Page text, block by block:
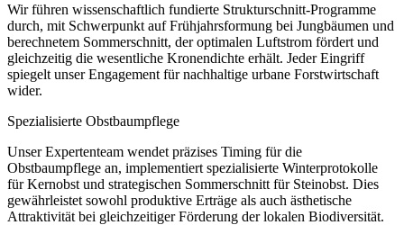
Wir führen wissenschaftlich fundierte Strukturschnitt-Programme
durch, mit Schwerpunkt auf Frühjahrsformung bei Jungbäumen und
berechnetem Sommerschnitt, der optimalen Luftstrom fördert und
gleichzeitig die wesentliche Kronendichte erhält. Jeder Eingriff
spiegelt unser Engagement für nachhaltige urbane Forstwirtschaft
wider.
Spezialisierte Obstbaumpflege
Unser Expertenteam wendet präzises Timing für die
Obstbaumpflege an, implementiert spezialisierte Winterprotokolle
für Kernobst und strategischen Sommerschnitt für Steinobst. Dies
gewährleistet sowohl produktive Erträge als auch ästhetische
Attraktivität bei gleichzeitiger Förderung der lokalen Biodiversität.